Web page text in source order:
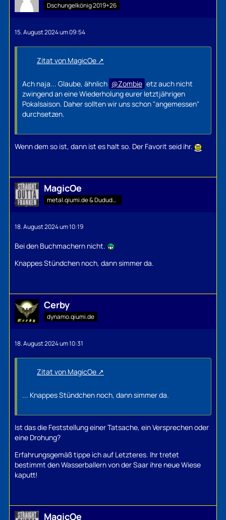
Dschungelkönig 2019+26
15. August 2024 um 09:54
Zitat von MagicOe
Ach naja... Glaube, ähnlich Zombie etz auch nicht
zwingend an eine Wiederholung eurer letztjährigen
Pokalsaison. Daher sollten wir uns schon "angemessen"
durchsetzen.
Wenn dem so ist, dann ist es halt so. Der Favorit seid ihr.
MagicOe
metal.qiumi.de & Dududu-Mann
18. August 2024 um 10:19
Bei den Buchmachern nicht.
Knappes Stündchen noch, dann simmer da.
Cerby
dynamo.qiumi.de
18. August 2024 um 10:31
Zitat von MagicOe
... Knappes Stündchen noch, dann simmer da.
Ist das die Feststellung einer Tatsache, ein Versprechen oder
eine Drohung?
Erfahrungsgemäß tippe ich auf Letzteres. Ihr tretet
bestimmt den Wasserballern von der Saar ihre neue Wiese
kaputt!
MagicOe